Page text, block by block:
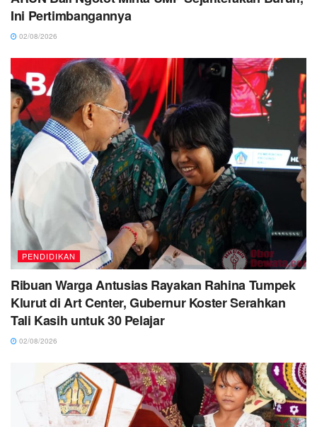
Ini Pertimbangannya
02/08/2026
PENDIDIKAN
Ribuan Warga Antusias Rayakan Rahina Tumpek
Klurut di Art Center, Gubernur Koster Serahkan
Tali Kasih untuk 30 Pelajar
02/08/2026